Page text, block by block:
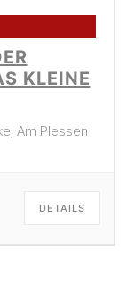
KLEINE
Am Plessen
DETAILS